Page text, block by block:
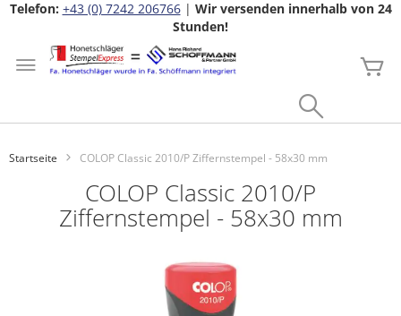
Telefon: +43 (0) 7242 206766| Wir versenden innerhalb von 24
Stunden!
Zum
Inhalt
springen
Startseite COLOP Classic 2010/P Ziffernstempel - 58x30 mm
COLOP Classic 2010/P
Ziffernstempel - 58x30 mm